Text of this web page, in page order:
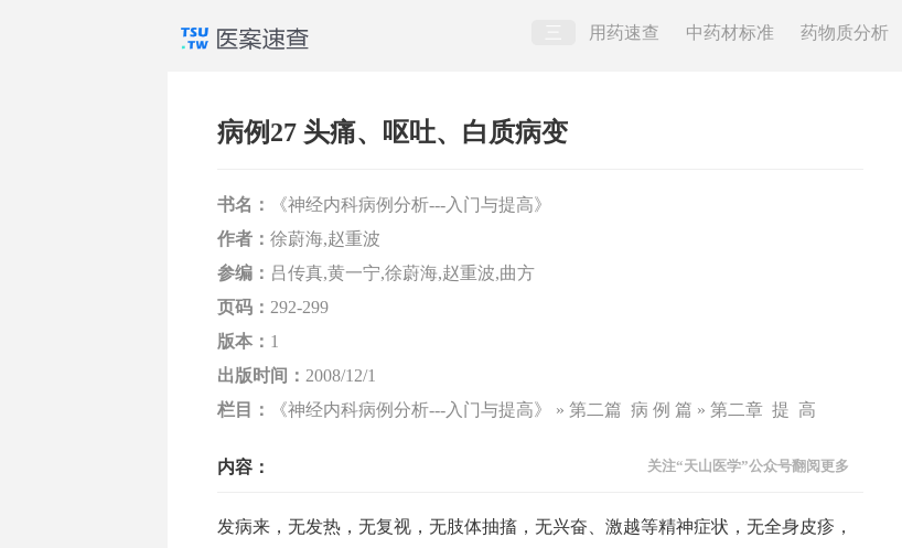
用药速查 中药材标准 药物质分析
病例27 头痛、呕吐、白质病变
书名：
《神经内科病例分析---入门与提高》
作者： 徐蔚海,赵重波
参编： 吕传真,黄一宁,徐蔚海,赵重波,曲方
页码： 292-299
版本： 1
出版时间： 2008/12/1
栏目：
《神经内科病例分析---入门与提高》 » 第二篇 病 例 篇 » 第二章 提 高
内容： 关注“天山医学”公众号翻阅更多
发病来，无发热，无复视，无肢体抽搐，无兴奋、激越等精神症状，无全身皮疹，